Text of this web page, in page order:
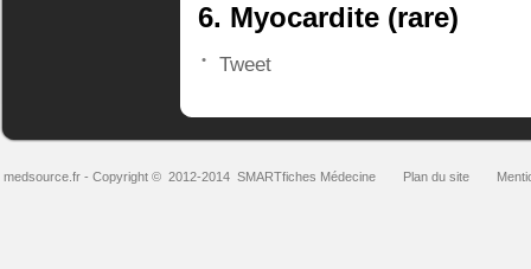
6. Myocardite (rare)
Tweet
medsource.fr - Copyright © 2012-2014 SMARTfiches Médecine Plan du site